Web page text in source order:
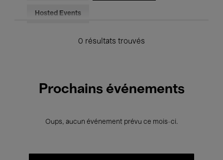
Hosted Events
0 résultats trouvés
Prochains événements
Oups, aucun événement prévu ce mois-ci.